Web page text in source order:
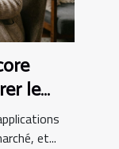
le
et...